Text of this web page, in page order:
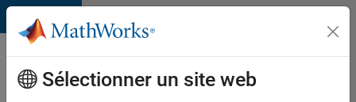
Passer au contenu
Votre
carrière
chez
Sélectionner un site web